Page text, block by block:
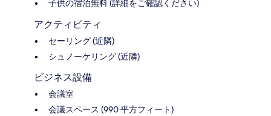
子供の宿泊無料 (詳細をご確認ください)
アクティビティ
セーリング (近隣)
シュノーケリング (近隣)
ビジネス設備
会議室
会議スペース (990 平方フィート)